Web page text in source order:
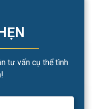
tư vấn cụ thể tình